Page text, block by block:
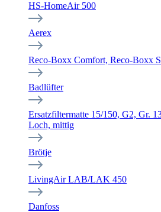
HS-HomeAir 500
Aerex
Reco-Boxx Comfort, Reco-Boxx
Badlüfter
Ersatzfiltermatte 15/150, G2, Gr.
Loch, mittig
Brötje
LivingAir LAB/LAK 450
Danfoss